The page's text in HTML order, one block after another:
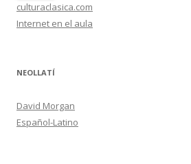
culturaclasica.com
Internet en el aula
NEOLLATÍ
David Morgan
Español-Latino